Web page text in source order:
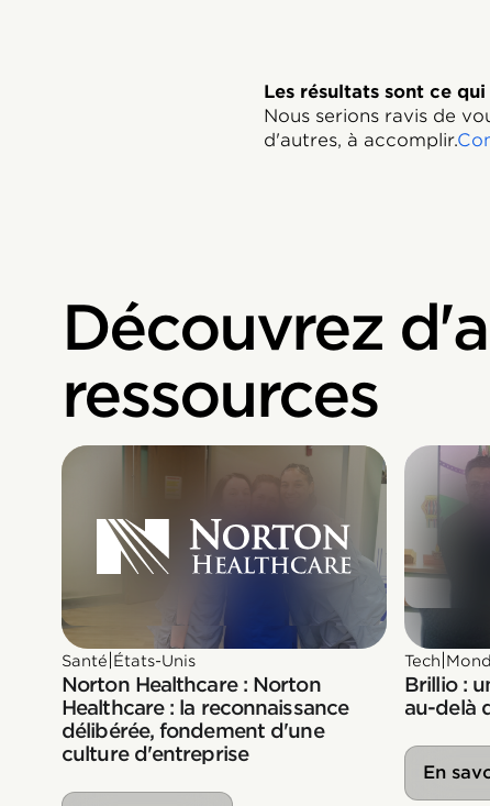
Les résultats sont ce
Nous serions ravis de
d'autres, à accomplir.
Découvrez
ressources
Santé États-Unis
Norton Healthcare : Norton
Healthcare : la reconnaissance
délibérée, fondement d'une
culture d'entreprise
Tech
Brillio :
au-delà
En